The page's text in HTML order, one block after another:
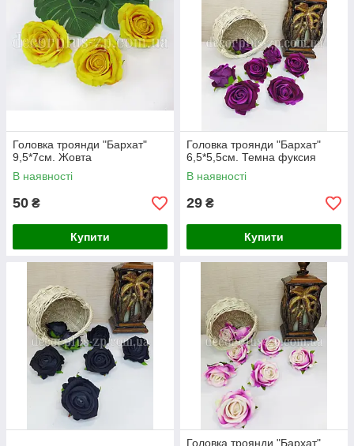
Головка троянди "Бархат"
9,5*7см. Жовта
В наявності
50 ₴
Купити
Головка троянди "Бархат"
6,5*5,5см. Темна фуксия
В наявності
29 ₴
Купити
Головка троянди "Бархат"